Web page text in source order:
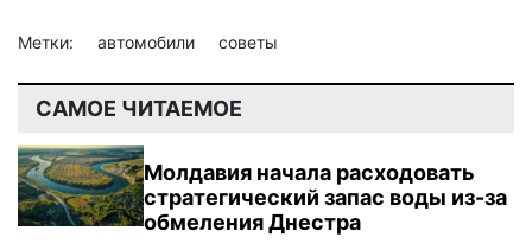
Метки: автомобили советы
САМОЕ ЧИТАЕМОЕ
Молдавия начала расходовать
стратегический запас воды из-за
обмеления Днестра